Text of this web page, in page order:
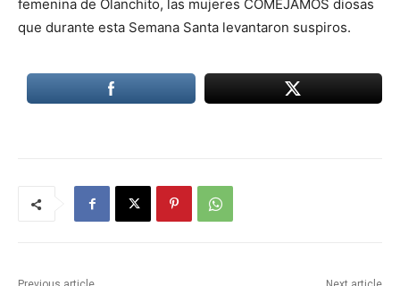
femenina de Olanchito, las mujeres COMEJAMOS diosas
que durante esta Semana Santa levantaron suspiros.